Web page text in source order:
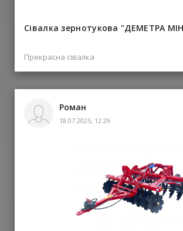
Сівалка зернотукова "ДЕМЕТРА
Прекрасна сівалка
Роман
18.07.2025, 12:29